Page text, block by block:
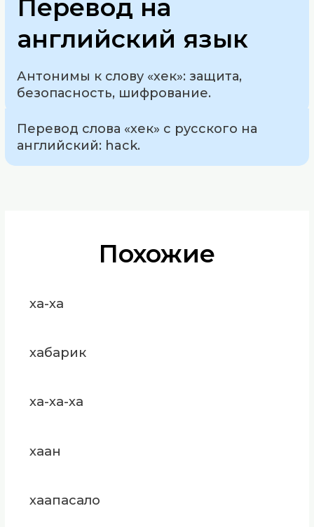
Перевод на
английский язык
Антонимы к слову «хек»: защита,
безопасность, шифрование.
Перевод слова «хек» с русского на
английский: hack.
Похожие
ха-ха
хабарик
ха-ха-ха
хаан
хаапасало